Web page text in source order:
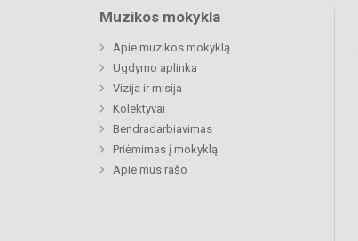
Muzikos mokykla
Apie muzikos mokyklą
Ugdymo aplinka
Vizija ir misija
Kolektyvai
Bendradarbiavimas
Priėmimas į mokyklą
Apie mus rašo